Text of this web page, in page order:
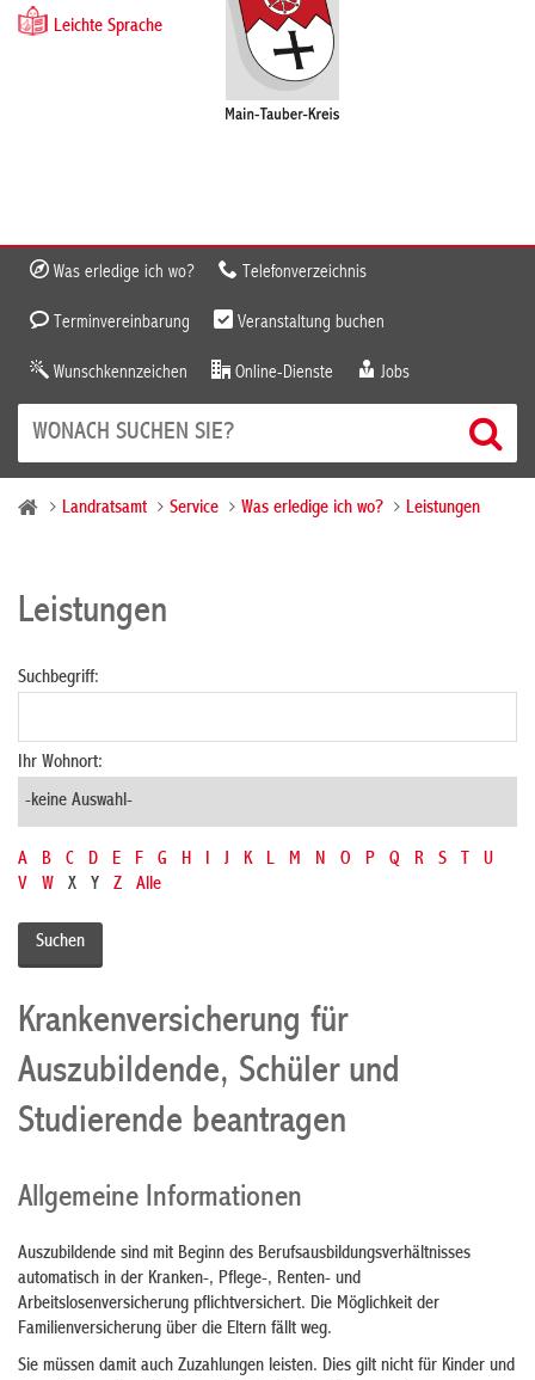
Leichte Sprache
Was erledige ich wo? Telefonverzeichnis
Terminvereinbarung Veranstaltung buchen
Wunschkennzeichen Online-Dienste Jobs
Landratsamt Service Was erledige ich wo? Leistungen
Leistungen
Suchbegriff:
Ihr Wohnort:
A B C D E F G H I J K L M N O P Q R S T
U
V
W X Y Z Alle
Krankenversicherung für
Auszubildende, Schüler und
Studierende beantragen
Allgemeine Informationen
Auszubildende sind mit Beginn des Berufsausbildungsverhältnisses
automatisch in der Kranken-, Pflege-, Renten- und
Arbeitslosenversicherung pflichtversichert. Die Möglichkeit der
Familienversicherung über die Eltern fällt weg.
Sie müssen damit auch Zuzahlungen leisten. Dies gilt nicht für Kinder und